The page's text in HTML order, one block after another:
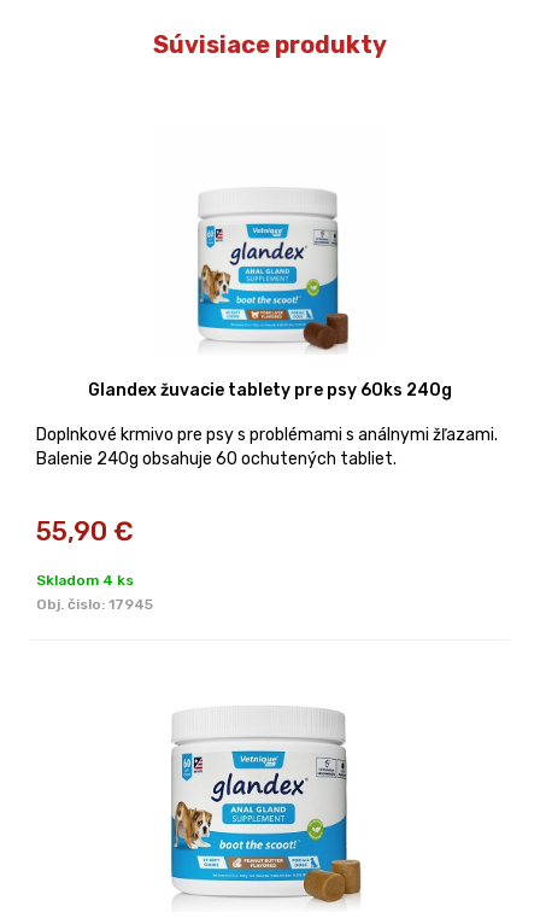
Súvisiace produkty
Glandex žuvacie tablety pre psy 60ks 240g
Doplnkové krmivo pre psy s problémami s análnymi žľazami.
Balenie 240g obsahuje 60 ochutených tabliet.
55,90 €
Skladom 4 ks
Obj. čislo: 17945